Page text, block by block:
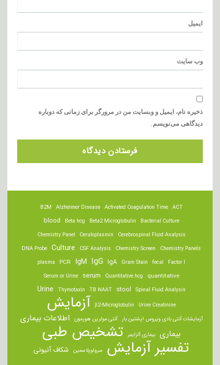
ایمیل
وب‌ سایت
ذخیره نام، ایمیل و وبسایت من در مرورگر برای زمانی که دوباره
دیدگاهی می‌نویسم.
ACT
Activated Coagulation Time
Alzheimer Disease
B2M
Bacterial Culture
Beta2 Microglobulin
Beta hcg
blood
Cerebrospinal Fluid Analysis
Ceruloplasmin
Chemistry Panel
Chemistry Panels
Chemistry Screen
CSF Analysis
Culture
DNA Probe
Factor I
fecal
Gram Stain
IgA
IgG
IgM
PCR
plasma
quantitative
Quantitative hcg
serum
Serum or Urine
Spinal Fluid Analysis
stool
TB NAAT
Thymotaxin
Urine
Urine Creatinine
β2-Microglobulin آزمایش
آزمایشات آنتی بادی ویروس اپشتین بار آنتی مولرین هورمون اطلاعات بیماری
بیماری بیماری آلزایمر تشخیص طبی
تفسیر آزمایش سرولوپلاسمین شکاف آنیونی